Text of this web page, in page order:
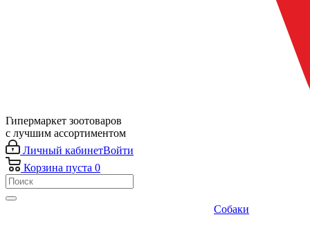
Гипермаркет зоотоваров
с лучшим ассортиментом
Личный кабинетВойти
Корзина пуста 0
Собаки